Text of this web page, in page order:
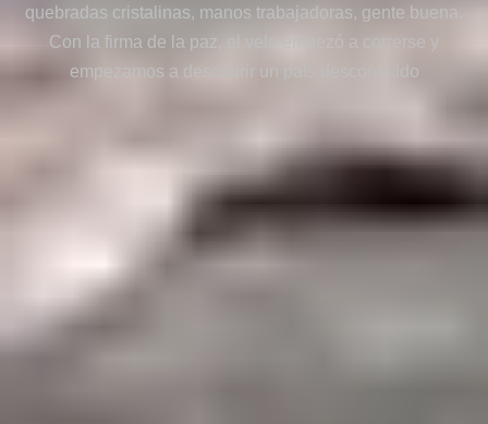
quebradas cristalinas, manos trabajadoras, gente buena.
Con la firma de la paz, el velo empezó a correrse y
empezamos a descubrir un país desconocido